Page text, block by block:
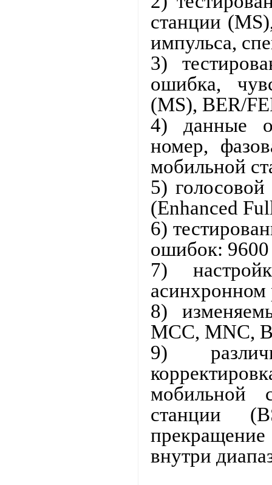
станции
импульса,
3)
ошибка,
(MS), BER/
4) данные
номер,
мобильной
5)
(Enhanced
6)
ошибок:
7)
8)
MCC, MNC,
9)
мобильной
станции
внутри